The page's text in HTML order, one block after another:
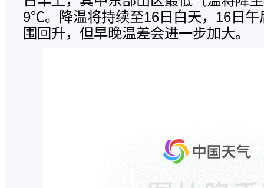
9℃。降温将持续至16日白天，16日午
围回升，但早晚温差会进一步加大。